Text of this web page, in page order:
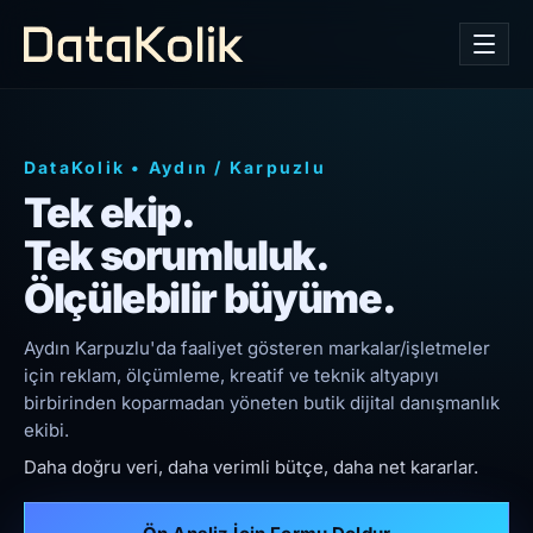
DataKolik • Aydın / Karpuzlu
Tek ekip.
Tek sorumluluk.
Ölçülebilir büyüme.
Aydın Karpuzlu'da faaliyet gösteren markalar/işletmeler
için reklam, ölçümleme, kreatif ve teknik altyapıyı
birbirinden koparmadan yöneten butik dijital danışmanlık
ekibi.
Daha doğru veri, daha verimli bütçe, daha net kararlar.